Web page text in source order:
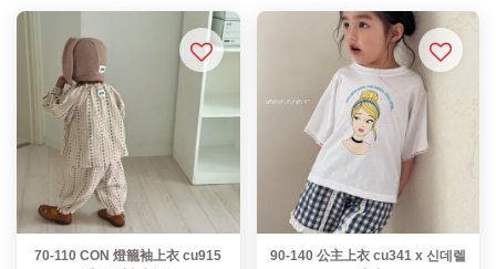
70-110 CON 燈籠袖上衣 cu915
90-140 公主上衣 cu341 x 신데렐